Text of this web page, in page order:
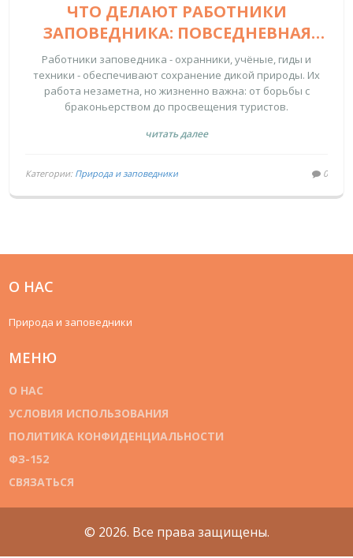
ЧТО ДЕЛАЮТ РАБОТНИКИ
ЗАПОВЕДНИКА: ПОВСЕДНЕВНАЯ
РАБОТА ОХРАННИКОВ, НАУЧНИКОВ
И ГИДОВ
Работники заповедника - охранники, учёные, гиды и
техники - обеспечивают сохранение дикой природы. Их
работа незаметна, но жизненно важна: от борьбы с
браконьерством до просвещения туристов.
читать далее
Категории: Природа и заповедники 0
О НАС
Природа и заповедники
МЕНЮ
О НАС
УСЛОВИЯ ИСПОЛЬЗОВАНИЯ
ПОЛИТИКА КОНФИДЕНЦИАЛЬНОСТИ
ФЗ-152
СВЯЗАТЬСЯ
© 2026. Все права защищены.